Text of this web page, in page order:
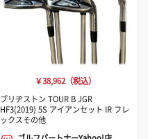
￥38,962（税込）
ブリヂストン TOUR B JGR
HF3(2019) 5S アイアンセット IR フレ
ックスその他